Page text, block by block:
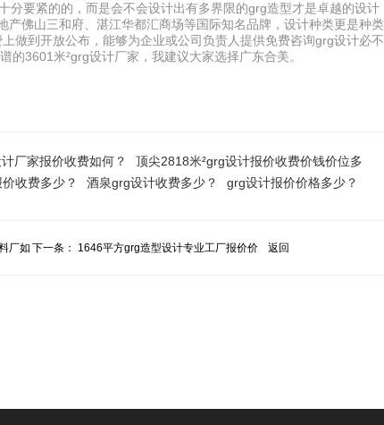
分要紧的的，而是会不会设计出有多界限的grg造型才是卓越的设计
产佛山三和府、湛江华都汇商场等国际知名品牌，设计种类更是种类
做到开放公布，能够为企业或公司负责人提供免费咨询grg设计必不
的3601米²grg设计厂家，我建议大家选择广东合美。
厂家报价收费如何？
顶尖2818米²grg设计报价收费价钱价位多
收费多少？ 酒泉grg设计收费多少？ grg设计报价价格多少？
厂如 下一条： 1646平方grg造型设计专业工厂报价价
返回